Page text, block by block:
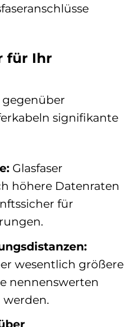
für Ihr
gegenüber
signifikante
Glasfaser
höhere Datenraten
für
wesentlich größere
nennenswerten